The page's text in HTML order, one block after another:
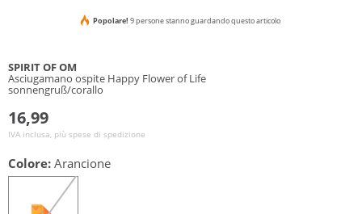
Popolare! 9 persone stanno guardando questo articolo
SPIRIT OF OM
Asciugamano ospite Happy Flower of Life
sonnengruß/corallo
16,99
IVA inclusa, più spese di spedizione
Colore: Arancione